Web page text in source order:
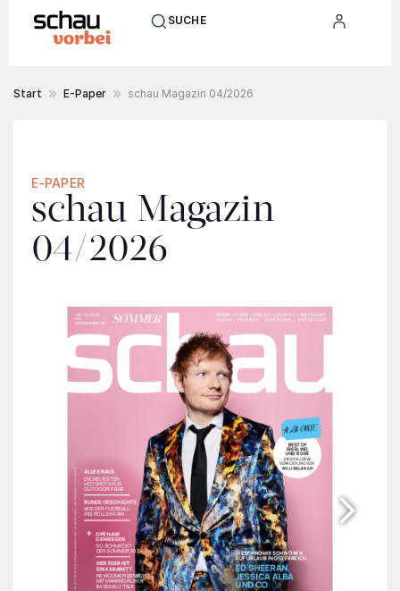
SUCHE
Start E-Paper schau Magazin 04/2026
E-PAPER
schau Magazin
04/2026